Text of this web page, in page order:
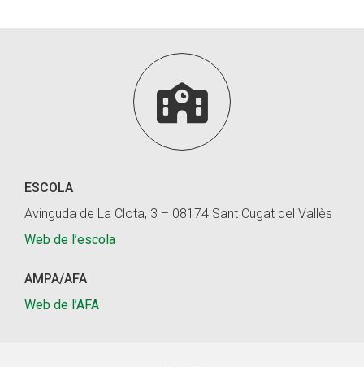

ESCOLA
Avinguda de La Clota, 3 – 08174 Sant Cugat del Vallès
Web de l’escola
AMPA/AFA
Web de l’AFA